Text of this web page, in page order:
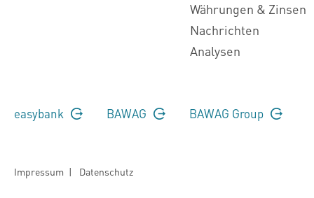
Währungen & Zinsen
Nachrichten
Analysen
easybank BAWAG BAWAG Group
Impressum | Datenschutz